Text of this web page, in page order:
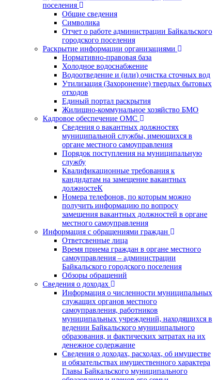
поселения
Общие сведения
Символика
Отчет о работе администрации Байкальского
городского поселения
Раскрытие информации организациями
Нормативно-правовая база
Холодное водоснабжение
Водоотведение и (или) очистка сточных вод
Утилизация (Захоронение) твердых бытовых
отходов
Единый портал раскрытия
Жилищно-коммунальное хозяйство БМО
Кадровое обеспечение ОМС
Сведения о вакантных должностях
муниципальной службы, имеющихся в
органе местного самоуправления
Порядок поступления на муниципальную
службу
Квалификационные требования к
кандидатам на замещение вакантных
должностеК
Номера телефонов, по которым можно
получить информацию по вопросу
замещения вакантных должностей в органе
местного самоуправления
Информация с обращениями граждан
Ответсвенные лица
Время приема граждан в органе местного
самоуправления – администрации
Байкальского городского поселения
Обзоры обращений
Сведения о доходах
Информация о численности муниципальных
служащих органов местного
самоуправления, работников
муниципальных учреждений, находящихся в
ведении Байкальского муниципального
образования, и фактических затратах на их
денежное содержание
Сведения о доходах, расходах, об имуществе
и обязательствах имущественного характера
Главы Байкальского муниципального